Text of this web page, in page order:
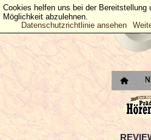
Cookies helfen uns bei der
Möglichkeit abzulehnen.
Datenschutzrichtlinie ansehen